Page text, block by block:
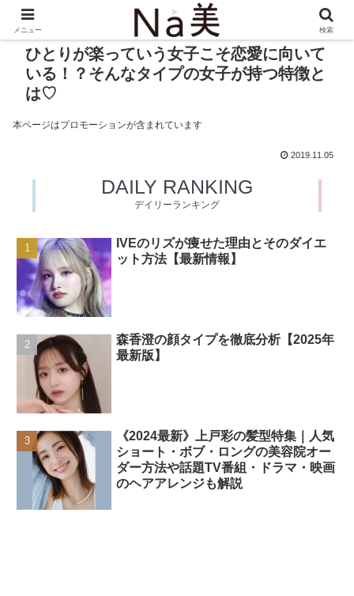
ひとりが楽っていう女子こそ恋愛に向いて
いる！？そんなタイプの女子が持つ特徴と
は♡
本ページはプロモーションが含まれています
2019.11.05
DAILY RANKING
デイリーランキング
IVEのリズが痩せた理由とそのダイエ
ット方法【最新情報】
森香澄の顔タイプを徹底分析【2025年
最新版】
《2024最新》上戸彩の髪型特集｜人気
ショート・ボブ・ロングの美容院オー
ダー方法や話題TV番組・ドラマ・映画
のヘアアレンジも解説
メニュー 検索